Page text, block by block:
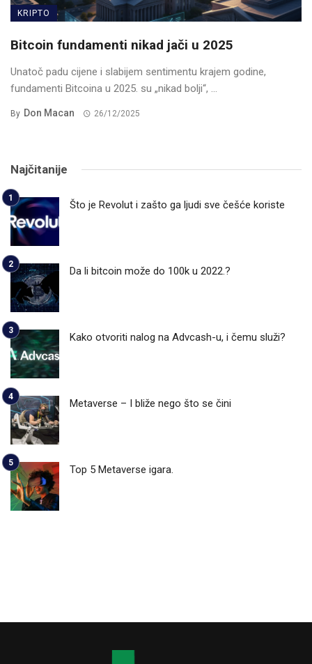
KRIPTO
Bitcoin fundamenti nikad jači u 2025
Unatoč padu cijene i slabijem sentimentu krajem godine,
fundamenti Bitcoina u 2025. su „nikad bolji“, ...
By Don Macan 26/12/2025
Najčitanije
Što je Revolut i zašto ga ljudi sve češće koriste
Da li bitcoin može do 100k u 2022.?
Kako otvoriti nalog na Advcash-u, i čemu služi?
Metaverse – I bliže nego što se čini
Top 5 Metaverse igara.